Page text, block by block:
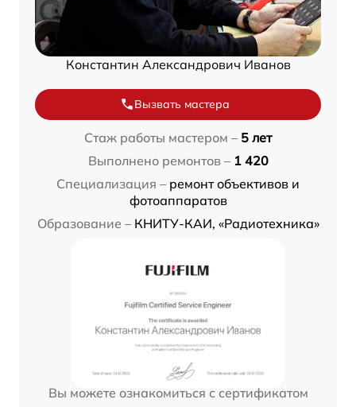
Константин Александрович Иванов
Вызвать мастера
Стаж работы мастером – 5 лет
Выполнено ремонтов – 1 420
Специализация – ремонт объективов и
фотоаппаратов
Образование – КНИТУ-КАИ, «Радиотехника»
Вы можете ознакомиться с сертификатом